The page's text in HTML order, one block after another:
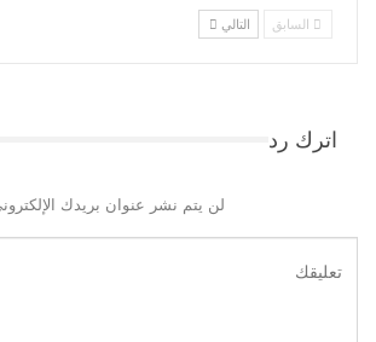
السابق التالي
اترك رد
لن يتم نشر عنوان بريدك